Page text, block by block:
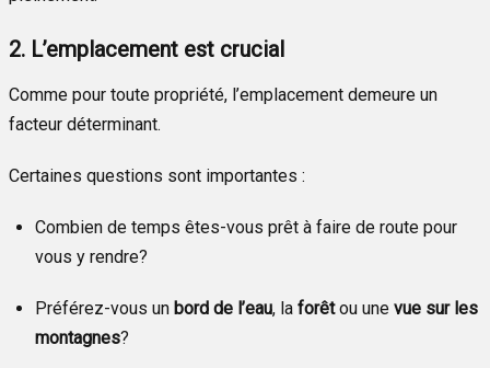
2. L’emplacement est crucial
Comme pour toute propriété, l’emplacement demeure un
facteur déterminant.
Certaines questions sont importantes :
Combien de temps êtes-vous prêt à faire de route pour
vous y rendre?
Préférez-vous un bord de l’eau, la forêtou une vue sur les
montagnes?